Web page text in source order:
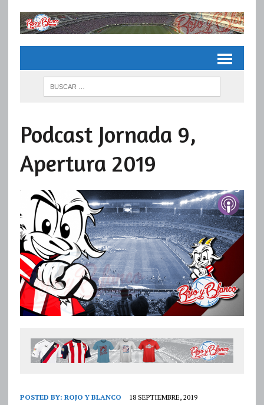
Podcast Jornada 9,
Apertura 2019
POSTED BY: ROJO Y BLANCO 18 SEPTIEMBRE, 2019